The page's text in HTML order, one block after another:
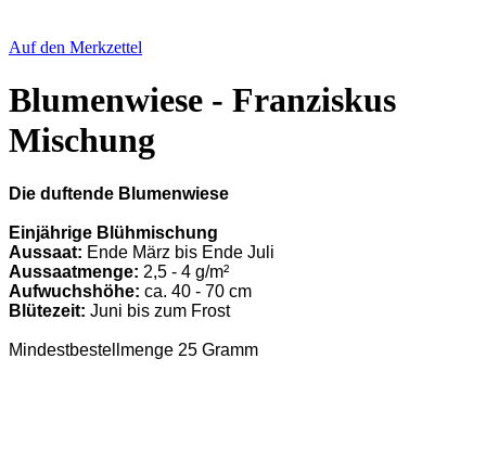
Auf den Merkzettel
Blumenwiese - Franziskus
Mischung
Die duftende Blumenwiese
Einjährige Blühmischung
Aussaat: Ende März bis Ende Juli
Aussaatmenge: 2,5 - 4 g/m²
Aufwuchshöhe: ca. 40 - 70 cm
Blütezeit: Juni bis zum Frost
Mindestbestellmenge 25 Gramm